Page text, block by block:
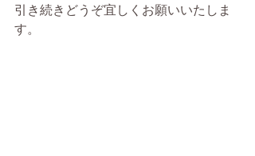
引き続きどうぞ宜しくお願いいたしま
す。